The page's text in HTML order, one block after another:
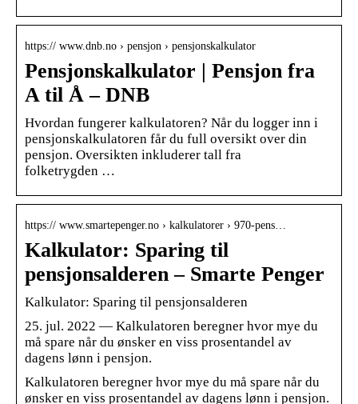
https:// www.dnb.no › pensjon › pensjonskalkulator
Pensjonskalkulator | Pensjon fra
A til Å – DNB
Hvordan fungerer kalkulatoren? Når du logger inn i
pensjonskalkulatoren får du full oversikt over din
pensjon. Oversikten inkluderer tall fra
folketrygden …
https:// www.smartepenger.no › kalkulatorer › 970-pens…
Kalkulator: Sparing til
pensjonsalderen – Smarte Penger
Kalkulator: Sparing til pensjonsalderen
25. jul. 2022 — Kalkulatoren beregner hvor mye du
må spare når du ønsker en viss prosentandel av
dagens lønn i pensjon.
Kalkulatoren beregner hvor mye du må spare når du
ønsker en viss prosentandel av dagens lønn i pensjon.